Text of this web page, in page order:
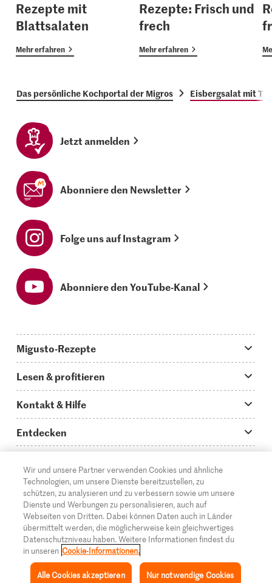
Rezepte mit
Blattsalaten
Mehr erfahren
Rezepte: Frisch und
frech
Mehr erfahren
Das persönliche Kochportal der Migros Eisbergsalat mit
Jetzt anmelden
Abonniere den Newsletter
Folge uns auf Instagram
Abonniere den YouTube-Kanal
Migusto-Rezepte
Was koche ich heute?
Hauptgerichte
Schnelle & einfache Rezepte
Apéro & Fingerfood
Backen
Rezepte für Familien & Kinder
Alle Rezeptkategorien
Lesen & profitieren
Storys
How to-Videos
Glossar
Migusto Login
Migusto Printmagazin
Wettbewerbe
Kontakt & Hilfe
Infos zum Kochen mit Migusto
Kontakt
Mediadaten Werbetreibende
Impressum
Rechtliche Hinweise
Datenschutz
Entdecken
Supermarkt
Migros Online
Über die Migros
Filialen
Cumulus
© 2026 Migros-Genossenschafts-Bund
DE FR IT
Wir und unsere Partner verwenden Cookies und ähnliche
Technologien, um unsere Dienste bereitzustellen, zu
schützen, zu analysieren und zu verbessern sowie um unsere
Dienste und Werbungen zu personalisieren, auch auf
Webseiten von Dritten. Dabei können Daten auch in Länder
übermittelt werden, die möglicherweise kein gleichwertiges
Datenschutzniveau haben. Weitere Informationen findest du
in unseren Cookie-Informationen.
Nur notwendige Cookies
Alle Cookies akzeptieren